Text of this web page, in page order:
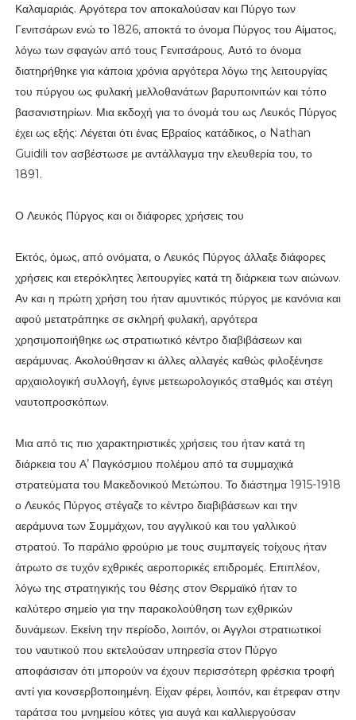
Καλαμαριάς. Αργότερα τον αποκαλούσαν και Πύργο των
Γενιτσάρων ενώ το 1826, αποκτά το όνομα Πύργος του Αίματος,
λόγω των σφαγών από τους Γενιτσάρους. Αυτό το όνομα
διατηρήθηκε για κάποια χρόνια αργότερα λόγω της λειτουργίας
του πύργου ως φυλακή μελλοθανάτων βαρυποινιτών και τόπο
βασανιστηρίων. Μια εκδοχή για το όνομά του ως Λευκός Πύργος
έχει ως εξής: Λέγεται ότι ένας Εβραίος κατάδικος, ο Nathan
Guidili τον ασβέστωσε με αντάλλαγμα την ελευθερία του, το
1891.
Ο Λευκός Πύργος και οι διάφορες χρήσεις του
Εκτός, όμως, από ονόματα, ο Λευκός Πύργος άλλαξε διάφορες
χρήσεις και ετερόκλητες λειτουργίες κατά τη διάρκεια των αιώνων.
Αν και η πρώτη χρήση του ήταν αμυντικός πύργος με κανόνια και
αφού μετατράπηκε σε σκληρή φυλακή, αργότερα
χρησιμοποιήθηκε ως στρατιωτικό κέντρο διαβιβάσεων και
αεράμυνας. Ακολούθησαν κι άλλες αλλαγές καθώς φιλοξένησε
αρχαιολογική συλλογή, έγινε μετεωρολογικός σταθμός και στέγη
ναυτοπροσκόπων.
Μια από τις πιο χαρακτηριστικές χρήσεις του ήταν κατά τη
διάρκεια του Α’ Παγκόσμιου πολέμου από τα συμμαχικά
στρατεύματα του Μακεδονικού Μετώπου. Το διάστημα 1915-1918
ο Λευκός Πύργος στέγαζε το κέντρο διαβιβάσεων και την
αεράμυνα των Συμμάχων, του αγγλικού και του γαλλικού
στρατού. Το παράλιο φρούριο με τους συμπαγείς τοίχους ήταν
άτρωτο σε τυχόν εχθρικές αεροπορικές επιδρομές. Επιπλέον,
λόγω της στρατηγικής του θέσης στον Θερμαϊκό ήταν το
καλύτερο σημείο για την παρακολούθηση των εχθρικών
δυνάμεων. Εκείνη την περίοδο, λοιπόν, οι Αγγλοι στρατιωτικοί
του ναυτικού που εκτελούσαν υπηρεσία στον Πύργο
αποφάσισαν ότι μπορούν να έχουν περισσότερη φρέσκια τροφή
αντί για κονσερβοποιημένη. Είχαν φέρει, λοιπόν, και έτρεφαν στην
ταράτσα του μνημείου κότες για αυγά και καλλιεργούσαν